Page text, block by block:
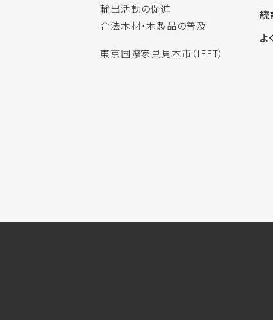
輸出活動の促進
合法木材・木製品の普及
東京国際家具見本市（IFFT）
統
よ